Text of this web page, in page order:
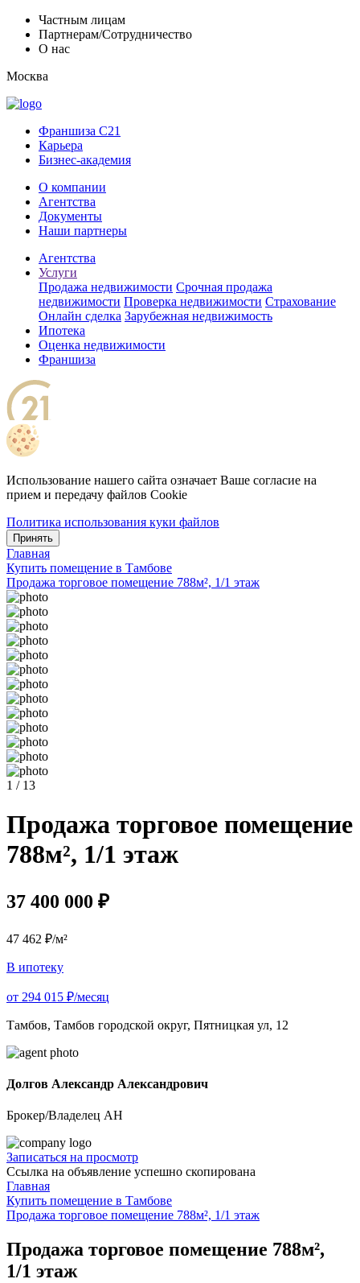
Частным лицам
Партнерам/Сотрудничество
О нас
Москва
Франшиза C21
Карьера
Бизнес-академия
О компании
Агентства
Документы
Наши партнеры
Агентства
Услуги
Продажа недвижимости Срочная продажа
недвижимости Проверка недвижимости Страхование
Онлайн сделка Зарубежная недвижимость
Ипотека
Оценка недвижимости
Франшиза
Использование нашего сайта означает Ваше согласие на
прием и передачу файлов Cookie
Политика использования куки файлов
Принять
Главная
Купить помещение в Тамбове
Продажа торговое помещение 788м², 1/1 этаж
1 / 13
Продажа торговое помещение
788м², 1/1 этаж
37 400 000 ₽
47 462 ₽/м²
В ипотеку
от 294 015 ₽/месяц
Тамбов, Тамбов городской округ, Пятницкая ул, 12
Долгов Александр Александрович
Брокер/Владелец АН
Записаться на просмотр
Ссылка на объявление успешно скопирована
Главная
Купить помещение в Тамбове
Продажа торговое помещение 788м², 1/1 этаж
Продажа торговое помещение 788м²,
1/1 этаж